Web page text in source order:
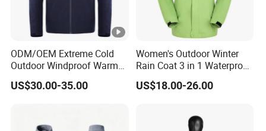
ODM/OEM Extreme Cold
Outdoor Windproof Warm
7.4V Semiconductor
Intelligent Heated Jacket
US$30.00-35.00
Women's Outdoor Winter
Rain Coat 3 in 1 Waterproof
Jacket with Hood
US$18.00-26.00